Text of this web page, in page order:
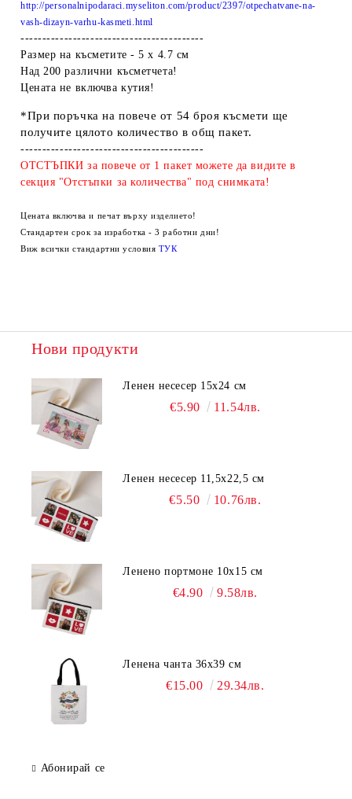
http://personalnipodaraci.myseliton.com/product/2397/otpechatvane-na-
vash-dizayn-varhu-kasmeti.html
------------------------------------------
Размер на късметите - 5 х 4.7 см
Над 200 различни късметчета!
Цената не включва кутия!
*При поръчка на повече от 54 броя късмети ще
получите цялото количество в общ пакет.
------------------------------------------
ОТСТЪПКИ за повече от 1 пакет можете да видите в
секция "Отстъпки за количества" под снимката!
Цената включва и печат върху изделието!
Стандартен срок за изработка - 3 работни дни!
Виж всички стандартни условия ТУК
Нови продукти
Ленен несесер 15х24 см
€5.90 11.54лв.
Ленен несесер 11,5х22,5 см
€5.50 10.76лв.
Ленено портмоне 10х15 см
€4.90 9.58лв.
Ленена чанта 36х39 см
€15.00 29.34лв.
Абонирай се